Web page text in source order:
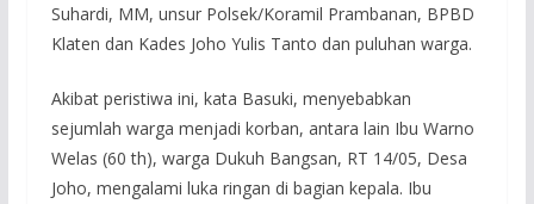
Suhardi, MM, unsur Polsek/Koramil Prambanan, BPBD
Klaten dan Kades Joho Yulis Tanto dan puluhan warga.
Akibat peristiwa ini, kata Basuki, menyebabkan
sejumlah warga menjadi korban, antara lain Ibu Warno
Welas (60 th), warga Dukuh Bangsan, RT 14/05, Desa
Joho, mengalami luka ringan di bagian kepala. Ibu